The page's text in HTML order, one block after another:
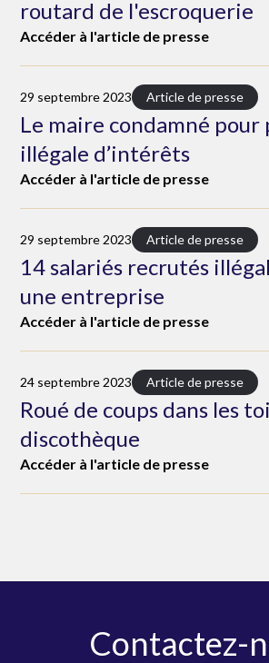
routard de l'escroquerie
Accéder à l'article de presse
29 septembre 2023 Article de presse
Le maire condamné pour
illégale d’intérêts
Accéder à l'article de presse
29 septembre 2023 Article de presse
14 salariés recrutés
une entreprise
Accéder à l'article de presse
24 septembre 2023 Article de presse
Roué de coups dans les
discothèque
Accéder à l'article de presse
Contactez-